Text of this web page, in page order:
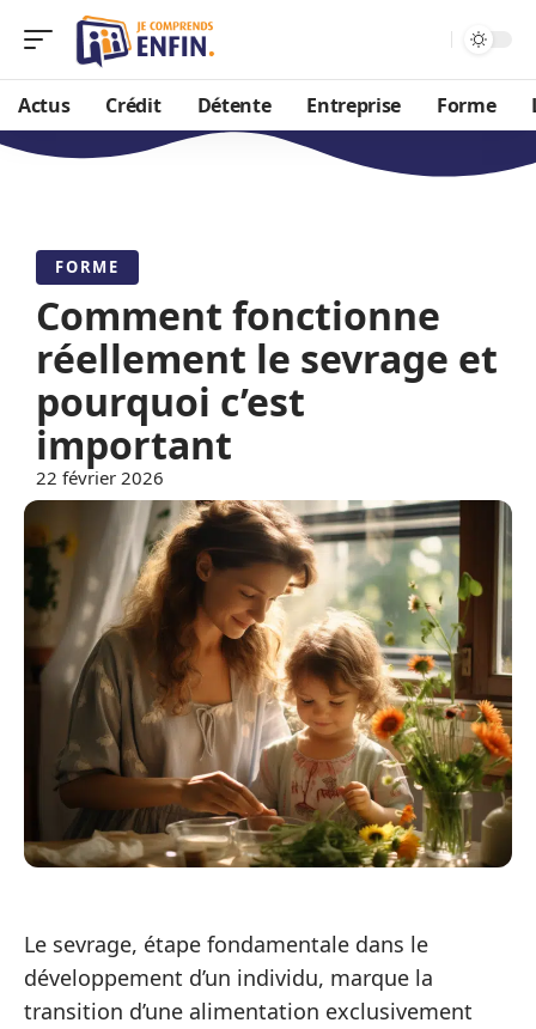
Actus Crédit Détente Entreprise Forme
FORME
Comment fonctionne
réellement le sevrage et
pourquoi c’est
important
22 février 2026
Le sevrage, étape fondamentale dans le
développement d’un individu, marque la
transition d’une alimentation exclusivement